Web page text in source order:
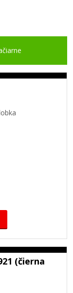
(čierna